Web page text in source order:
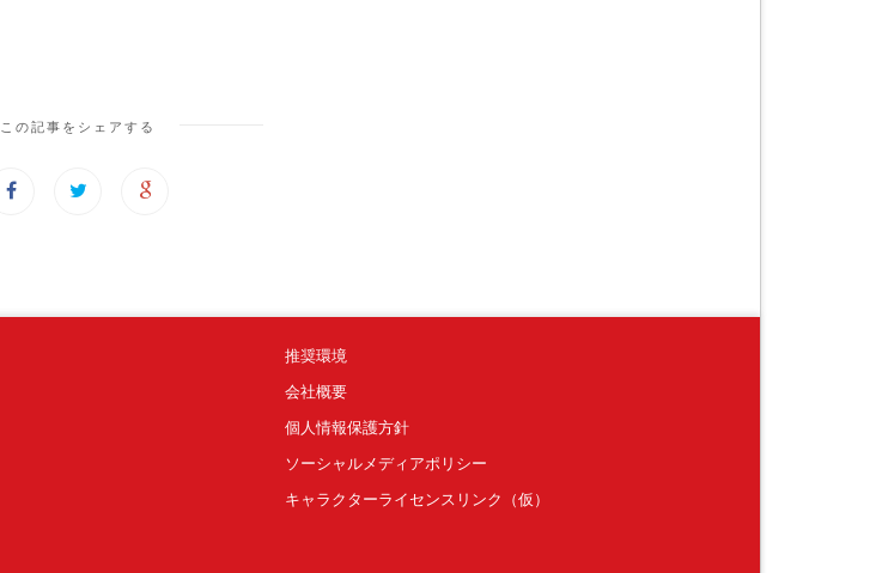
この記事をシェアする
推奨環境
会社概要
個人情報保護方針
ソーシャルメディアポリシー
キャラクターライセンスリンク（仮）